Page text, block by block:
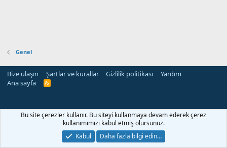
Genel
Bize ulaşın Şartlar ve kurallar Gizlilik politikası
Yardım
Ana sayfa
R
Bu site çerezler kullanır. Bu siteyi kullanmaya devam ederek çerez
kullanımımızı kabul etmiş olursunuz.
Kabul
Daha fazla bilgi edin…